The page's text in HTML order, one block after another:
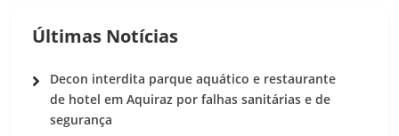
Últimas Notícias
Decon interdita parque aquático e restaurante
de hotel em Aquiraz por falhas sanitárias e de
segurança